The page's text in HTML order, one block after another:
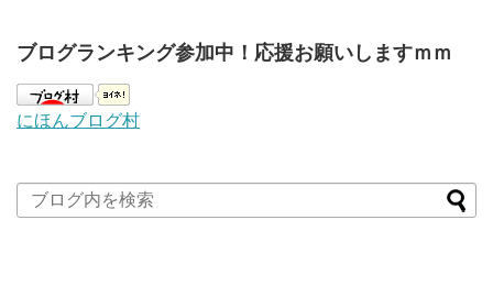
ブログランキング参加中！応援お願いしますｍｍ
にほんブログ村